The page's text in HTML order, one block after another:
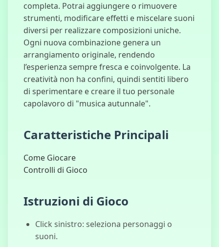
No, Non Sono
un Umano
L'Uomo dalla
Finestra
completa. Potrai aggiungere o rimuovere
strumenti, modificare effetti e miscelare suoni
diversi per realizzare composizioni uniche.
Ogni nuova combinazione genera un
arrangiamento originale, rendendo
l’esperienza sempre fresca e coinvolgente. La
creatività non ha confini, quindi sentiti libero
di sperimentare e creare il tuo personale
capolavoro di "musica autunnale".
Caratteristiche Principali
Come Giocare
Controlli di Gioco
Istruzioni di Gioco
Click sinistro: seleziona personaggi o
suoni.